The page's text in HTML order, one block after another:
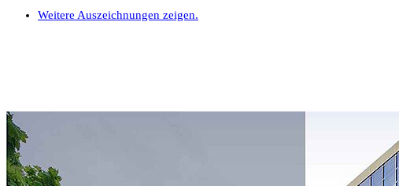
Weitere Auszeichnungen zeigen.